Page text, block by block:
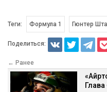
Теги: Формула 1 Гюнтер
Поделиться:
← Ранее